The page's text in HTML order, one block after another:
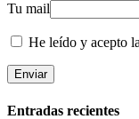
Tu mail
He leído y acepto la
Entradas recientes